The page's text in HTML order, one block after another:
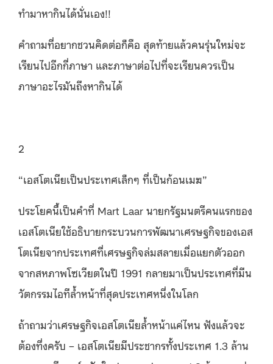
ทำมาหากินได้นั่นเอง!!
คำถามที่อยากชวนคิดต่อก็คือ สุดท้ายแล้วคนรุ่นใหม่จะ
เรียนไปอีกกี่ภาษา และภาษาต่อไปที่จะเรียนควรเป็น
ภาษาอะไรมันถึงหากินได้
2
“เอสโตเนียเป็นประเทศเล็กๆ ที่เป็นก้อนเมฆ”
ประโยคนี้เป็นคำที่ Mart Laar นายกรัฐมนตรีคนแรกของ
เอสโตเนียใช้อธิบายกระบวนการพัฒนาเศรษฐกิจของเอส
โตเนียจากประเทศที่เศรษฐกิจล่มสลายเมื่อแยกตัวออก
จากสหภาพโซเวียตในปี 1991 กลายมาเป็นประเทศที่มีน
วัตกรรมไอทีล้ำหน้าที่สุดประเทศหนึ่งในโลก
ถ้าถามว่าเศรษฐกิจเอสโตเนียล้ำหน้าแค่ไหน ฟังแล้วจะ
ต้องทึ่งครับ – เอสโตเนียมีประชากรทั้งประเทศ 1.3 ล้าน